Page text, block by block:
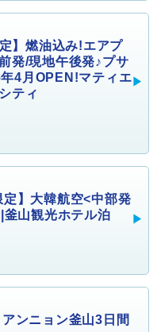
】燃油込み!エアプ
発/現地午後発♪プサ
4月OPEN!マティエ
ティ
定】大韓航空<中部発
釜山観光ホテル泊
ンニョン釜山3日間